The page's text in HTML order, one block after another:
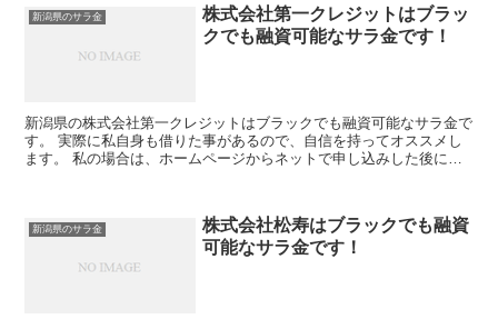
新潟県のサラ金
株式会社第一クレジットはブラッ
クでも融資可能なサラ金です！
新潟県の株式会社第一クレジットはブラックでも融資可能なサラ金で
す。 実際に私自身も借りた事があるので、自信を持ってオススメし
ます。 私の場合は、ホームページからネットで申し込みした後に電
新潟県のサラ金
株式会社松寿はブラックでも融資
可能なサラ金です！